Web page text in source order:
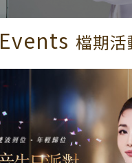
Events 檔期活